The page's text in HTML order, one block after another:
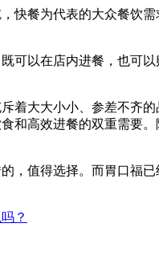
餐为代表的大众餐饮
以在店内进餐，也可
大大小小、参差不齐
高效进餐的双重需要
值得选择。而胃口福
？